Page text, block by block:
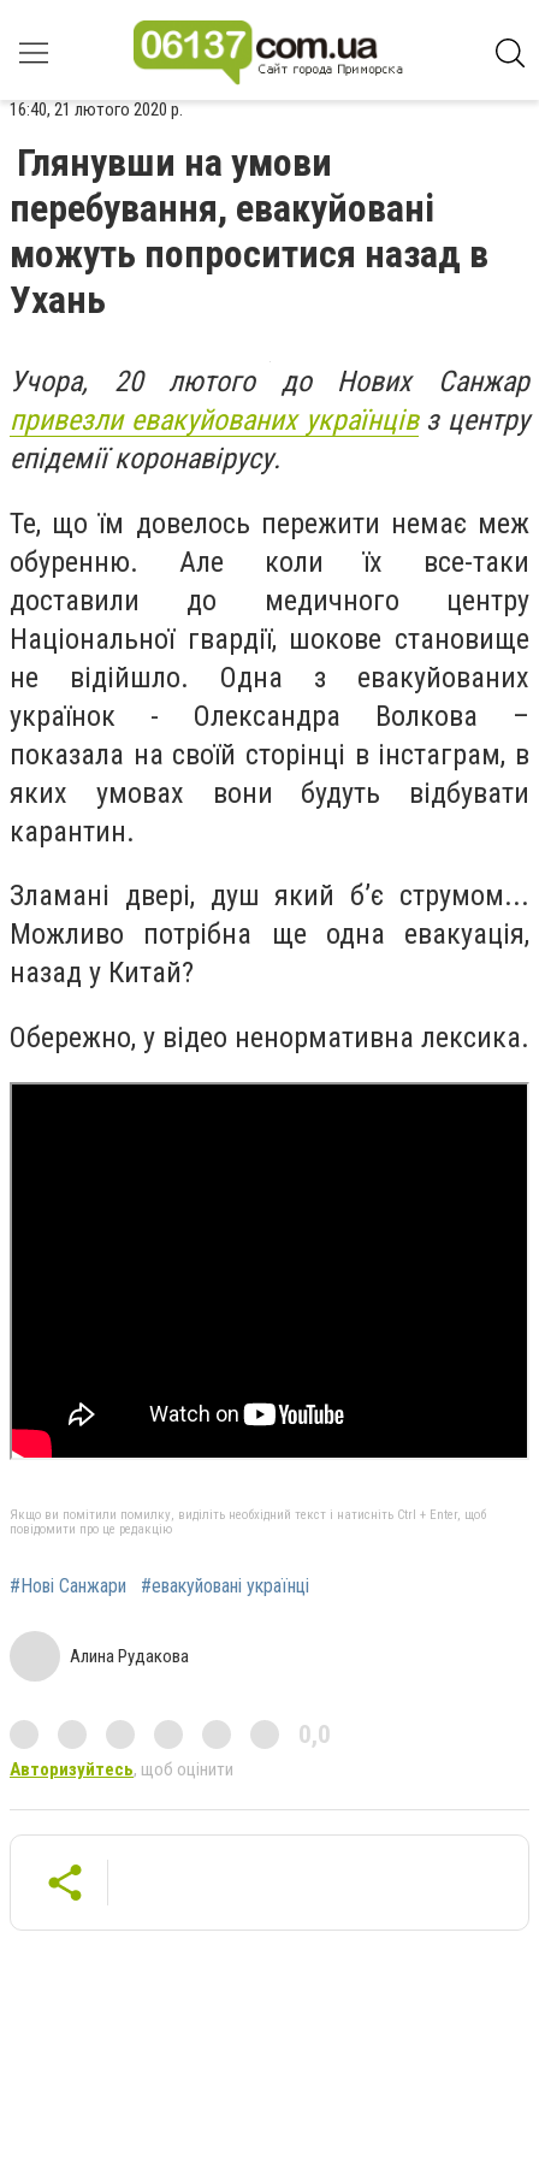
16:40, 21 лютого 2020 р.
Глянувши на умови
перебування, евакуйовані
можуть попроситися назад в
Ухань
Учора, 20 лютого до Нових Санжар
привезли евакуйованих українцівз центру
епідемії коронавірусу.
Те, що їм довелось пережити немає меж
обуренню. Але коли їх все-таки
доставили до медичного центру
Національної гвардії, шокове становище
не відійшло. Одна з евакуйованих
українок - Олександра Волкова –
показала на своїй сторінці в інстаграм, в
яких умовах вони будуть відбувати
карантин.
Зламані двері, душ який б’є струмом...
Можливо потрібна ще одна евакуація,
назад у Китай?
Обережно, у відео ненормативна лексика.
Якщо ви помітили помилку, виділіть необхідний текст і натисніть Ctrl + Enter, щоб
повідомити про це редакцію
#Нові Санжари #евакуйовані українці
Алина Рудакова
0,0
Авторизуйтесь, щоб оцінити